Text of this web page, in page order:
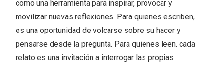
como una herramienta para inspirar, provocar y
movilizar nuevas reflexiones. Para quienes escriben,
es una oportunidad de volcarse sobre su hacer y
pensarse desde la pregunta. Para quienes leen, cada
relato es una invitación a interrogar las propias